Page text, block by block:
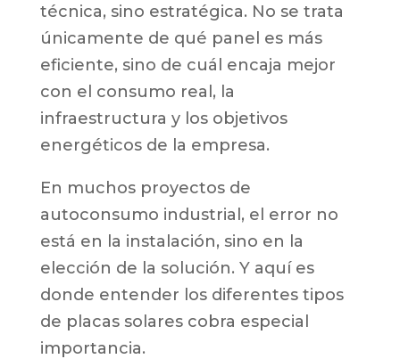
técnica, sino estratégica. No se trata
únicamente de qué panel es más
eficiente, sino de cuál encaja mejor
con el consumo real, la
infraestructura y los objetivos
energéticos de la empresa.
En muchos proyectos de
autoconsumo industrial, el error no
está en la instalación, sino en la
elección de la solución. Y aquí es
donde entender los diferentes tipos
de placas solares cobra especial
importancia.